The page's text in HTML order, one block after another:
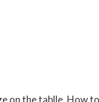
on the tablle. How